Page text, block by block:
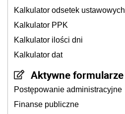
Kalkulator odsetek ustawowych
Kalkulator PPK
Kalkulator ilości dni
Kalkulator dat
Aktywne formularze
Postępowanie administracyjne
Finanse publiczne